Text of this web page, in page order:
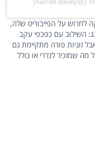
על הפייבוריט שלה,
השילוב עם כפכפי עקב
זוגיות פורה מתקיימת גם
מה שמזכיר לנז'רי או כולל